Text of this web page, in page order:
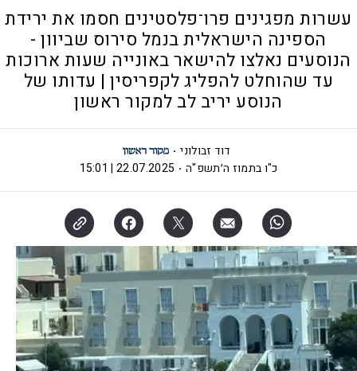
עשרות מפגינים פרו־פלסטינים חסמו את ירידת
הספינה הישראלית בנמל סירוס שביוון -
הנוסעים נאלצו להישאר באונייה שעות ארוכות
עד שהוחלט להפליג לקפריסין | עדותו של
הנוסע יריב לב למקור ראשון
דוד זבולוני
כ"ו בתמוז ה׳תשפ"ה
22.07.2025 | 15:01